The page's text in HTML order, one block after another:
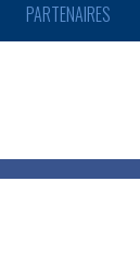
PARTENAIRES